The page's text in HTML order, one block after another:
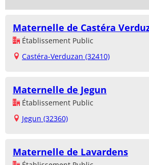
Maternelle de Castéra
Établissement Public
Castéra-Verduzan (32410)
Maternelle de Jegun
Établissement Public
Jegun (32360)
Maternelle de Lavardens